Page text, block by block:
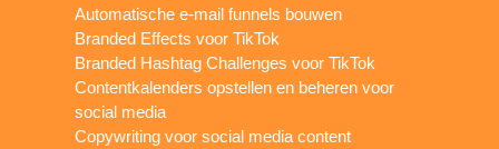
Automatische e-mail funnels bouwen
Branded Effects voor TikTok
Branded Hashtag Challenges voor TikTok
Contentkalenders opstellen en beheren voor
social media
Copywriting voor social media content